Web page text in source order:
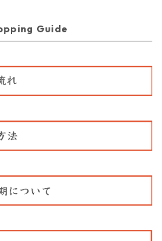
Guide